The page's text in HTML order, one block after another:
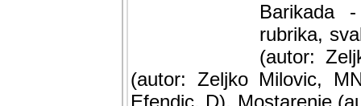
Barikada
rubrika,
(autor:
(autor: Zeljko Milovic,
Efendic, D), Mostarenje